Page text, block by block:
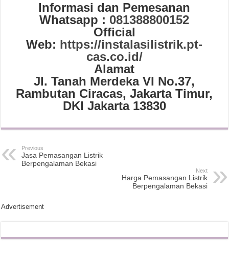
Informasi dan Pemesanan
Whatsapp : 081388800152
Official
Web: https://instalasilistrik.pt-
cas.co.id/
Alamat
Jl. Tanah Merdeka VI No.37,
Rambutan Ciracas, Jakarta Timur,
DKI Jakarta 13830
Previous
Jasa Pemasangan Listrik
Berpengalaman Bekasi
Next
Harga Pemasangan Listrik
Berpengalaman Bekasi
Advertisement